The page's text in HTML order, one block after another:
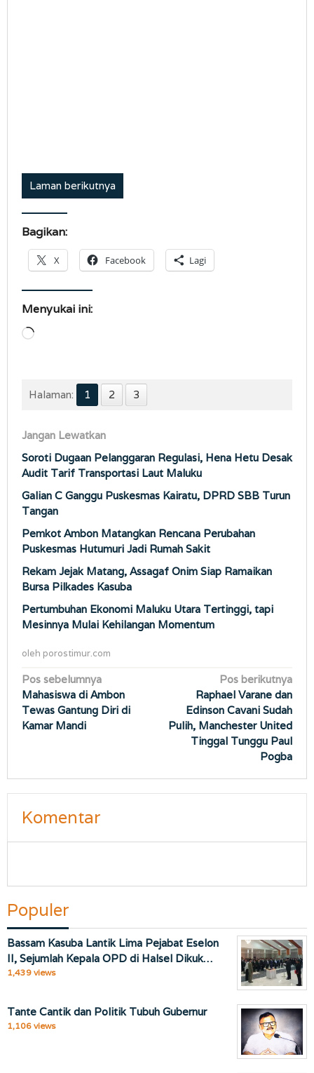
Laman berikutnya
Bagikan:
X Facebook Lagi
Menyukai ini:
Memuat...
Halaman: 1 2 3
Jangan Lewatkan
Soroti Dugaan Pelanggaran Regulasi, Hena Hetu Desak
Audit Tarif Transportasi Laut Maluku
Galian C Ganggu Puskesmas Kairatu, DPRD SBB Turun
Tangan
Pemkot Ambon Matangkan Rencana Perubahan
Puskesmas Hutumuri Jadi Rumah Sakit
Rekam Jejak Matang, Assagaf Onim Siap Ramaikan
Bursa Pilkades Kasuba
Pertumbuhan Ekonomi Maluku Utara Tertinggi, tapi
Mesinnya Mulai Kehilangan Momentum
oleh porostimur.com
Navigasi
pos
Pos sebelumnya
Mahasiswa di Ambon
Tewas Gantung Diri di
Kamar Mandi
Pos berikutnya
Raphael Varane dan
Edinson Cavani Sudah
Pulih, Manchester United
Tinggal Tunggu Paul
Pogba
Komentar
Populer
Bassam Kasuba Lantik Lima Pejabat Eselon
II, Sejumlah Kepala OPD di Halsel Dikuk…
1,439 views
Tante Cantik dan Politik Tubuh Gubernur
1,106 views